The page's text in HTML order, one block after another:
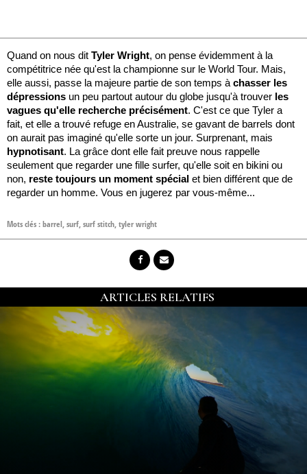
Quand on nous dit Tyler Wright, on pense évidemment à la
compétitrice née qu'est la championne sur le World Tour. Mais,
elle aussi, passe la majeure partie de son temps à chasser les
dépressions un peu partout autour du globe jusqu'à trouver les
vagues qu'elle recherche précisément. C'est ce que Tyler a
fait, et elle a trouvé refuge en Australie, se gavant de barrels dont
on aurait pas imaginé qu'elle sorte un jour. Surprenant, mais
hypnotisant. La grâce dont elle fait preuve nous rappelle
seulement que regarder une fille surfer, qu'elle soit en bikini ou
non, reste toujours un moment spécial et bien différent que de
regarder un homme. Vous en jugerez par vous-même...
Mots clés :barrel,surf,surf stitch,tyler wright
ARTICLES RELATIFS